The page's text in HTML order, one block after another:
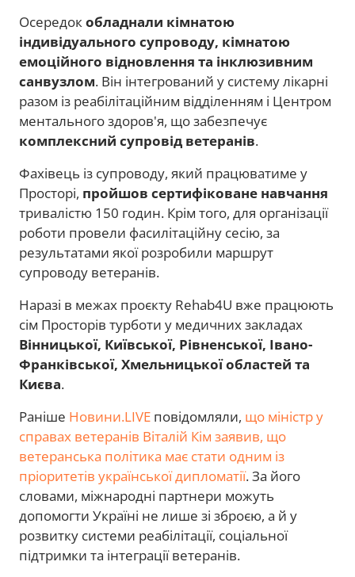
Осередокобладнали кімнатою
індивідуального супроводу, кімнатою
емоційного відновлення та інклюзивним
санвузлом. Він інтегрований у систему лікарні
разом із реабілітаційним відділенням і Центром
ментального здоров'я, що забезпечує
комплексний супровід ветеранів.
Фахівець із супроводу, який працюватиме у
Просторі, пройшов сертифіковане навчання
тривалістю 150 годин. Крім того, для організації
роботи провели фасилітаційну сесію, за
результатами якої розробили маршрут
супроводу ветеранів.
Наразі в межах проєкту Rehab4U вже працюють
сім Просторів турботи у медичних закладах
Вінницької, Київської, Рівненської, Івано-
Франківської, Хмельницької областей та
Києва.
Раніше Новини.LIVE повідомляли, що міністр у
справах ветеранів Віталій Кім заявив, що
ветеранська політика має стати одним із
пріоритетів української дипломатії. За його
словами, міжнародні партнери можуть
допомогти Україні не лише зі зброєю, а й у
розвитку системи реабілітації, соціальної
підтримки та інтеграції ветеранів.